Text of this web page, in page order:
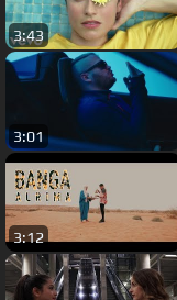
3:43
3:01
3:12